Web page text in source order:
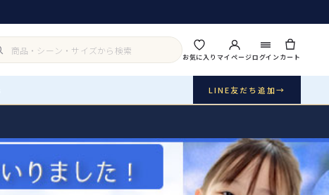
お気に入りマイページログインカート
LINE友だち追加→
Buy & Support ご購入・サポート